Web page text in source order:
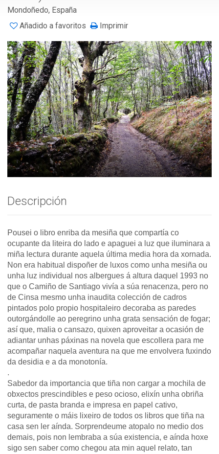
Mondoñedo, España
Añadido a favoritos
Imprimir
Descripción
Pousei o libro enriba da mesiña que compartía co
ocupante da liteira do lado e apaguei a luz que iluminara a
miña lectura durante aquela última media hora da xornada.
Non era habitual dispoñer de luxos como unha mesiña ou
unha luz individual nos albergues á altura daquel 1993 no
que o Camiño de Santiago vivía a súa renacenza, pero no
de Cinsa mesmo unha inaudita colección de cadros
pintados polo propio hospitaleiro decoraba as paredes
outorgándolle ao peregrino unha grata sensación de fogar;
así que, malia o cansazo, quixen aproveitar a ocasión de
adiantar unhas páxinas na novela que escollera para me
acompañar naquela aventura na que me envolvera fuxindo
da desidia e a da monotonía.
.
Sabedor da importancia que tiña non cargar a mochila de
obxectos prescindibles e peso ocioso, elixín unha obriña
curta, de pasta branda e impresa en papel cativo,
seguramente o máis lixeiro de todos os libros que tiña na
casa sen ler aínda. Sorprendeume atopalo no medio dos
demais, pois non lembraba a súa existencia, e aínda hoxe
sigo sen saber como chegou ata min aquel relato, tan